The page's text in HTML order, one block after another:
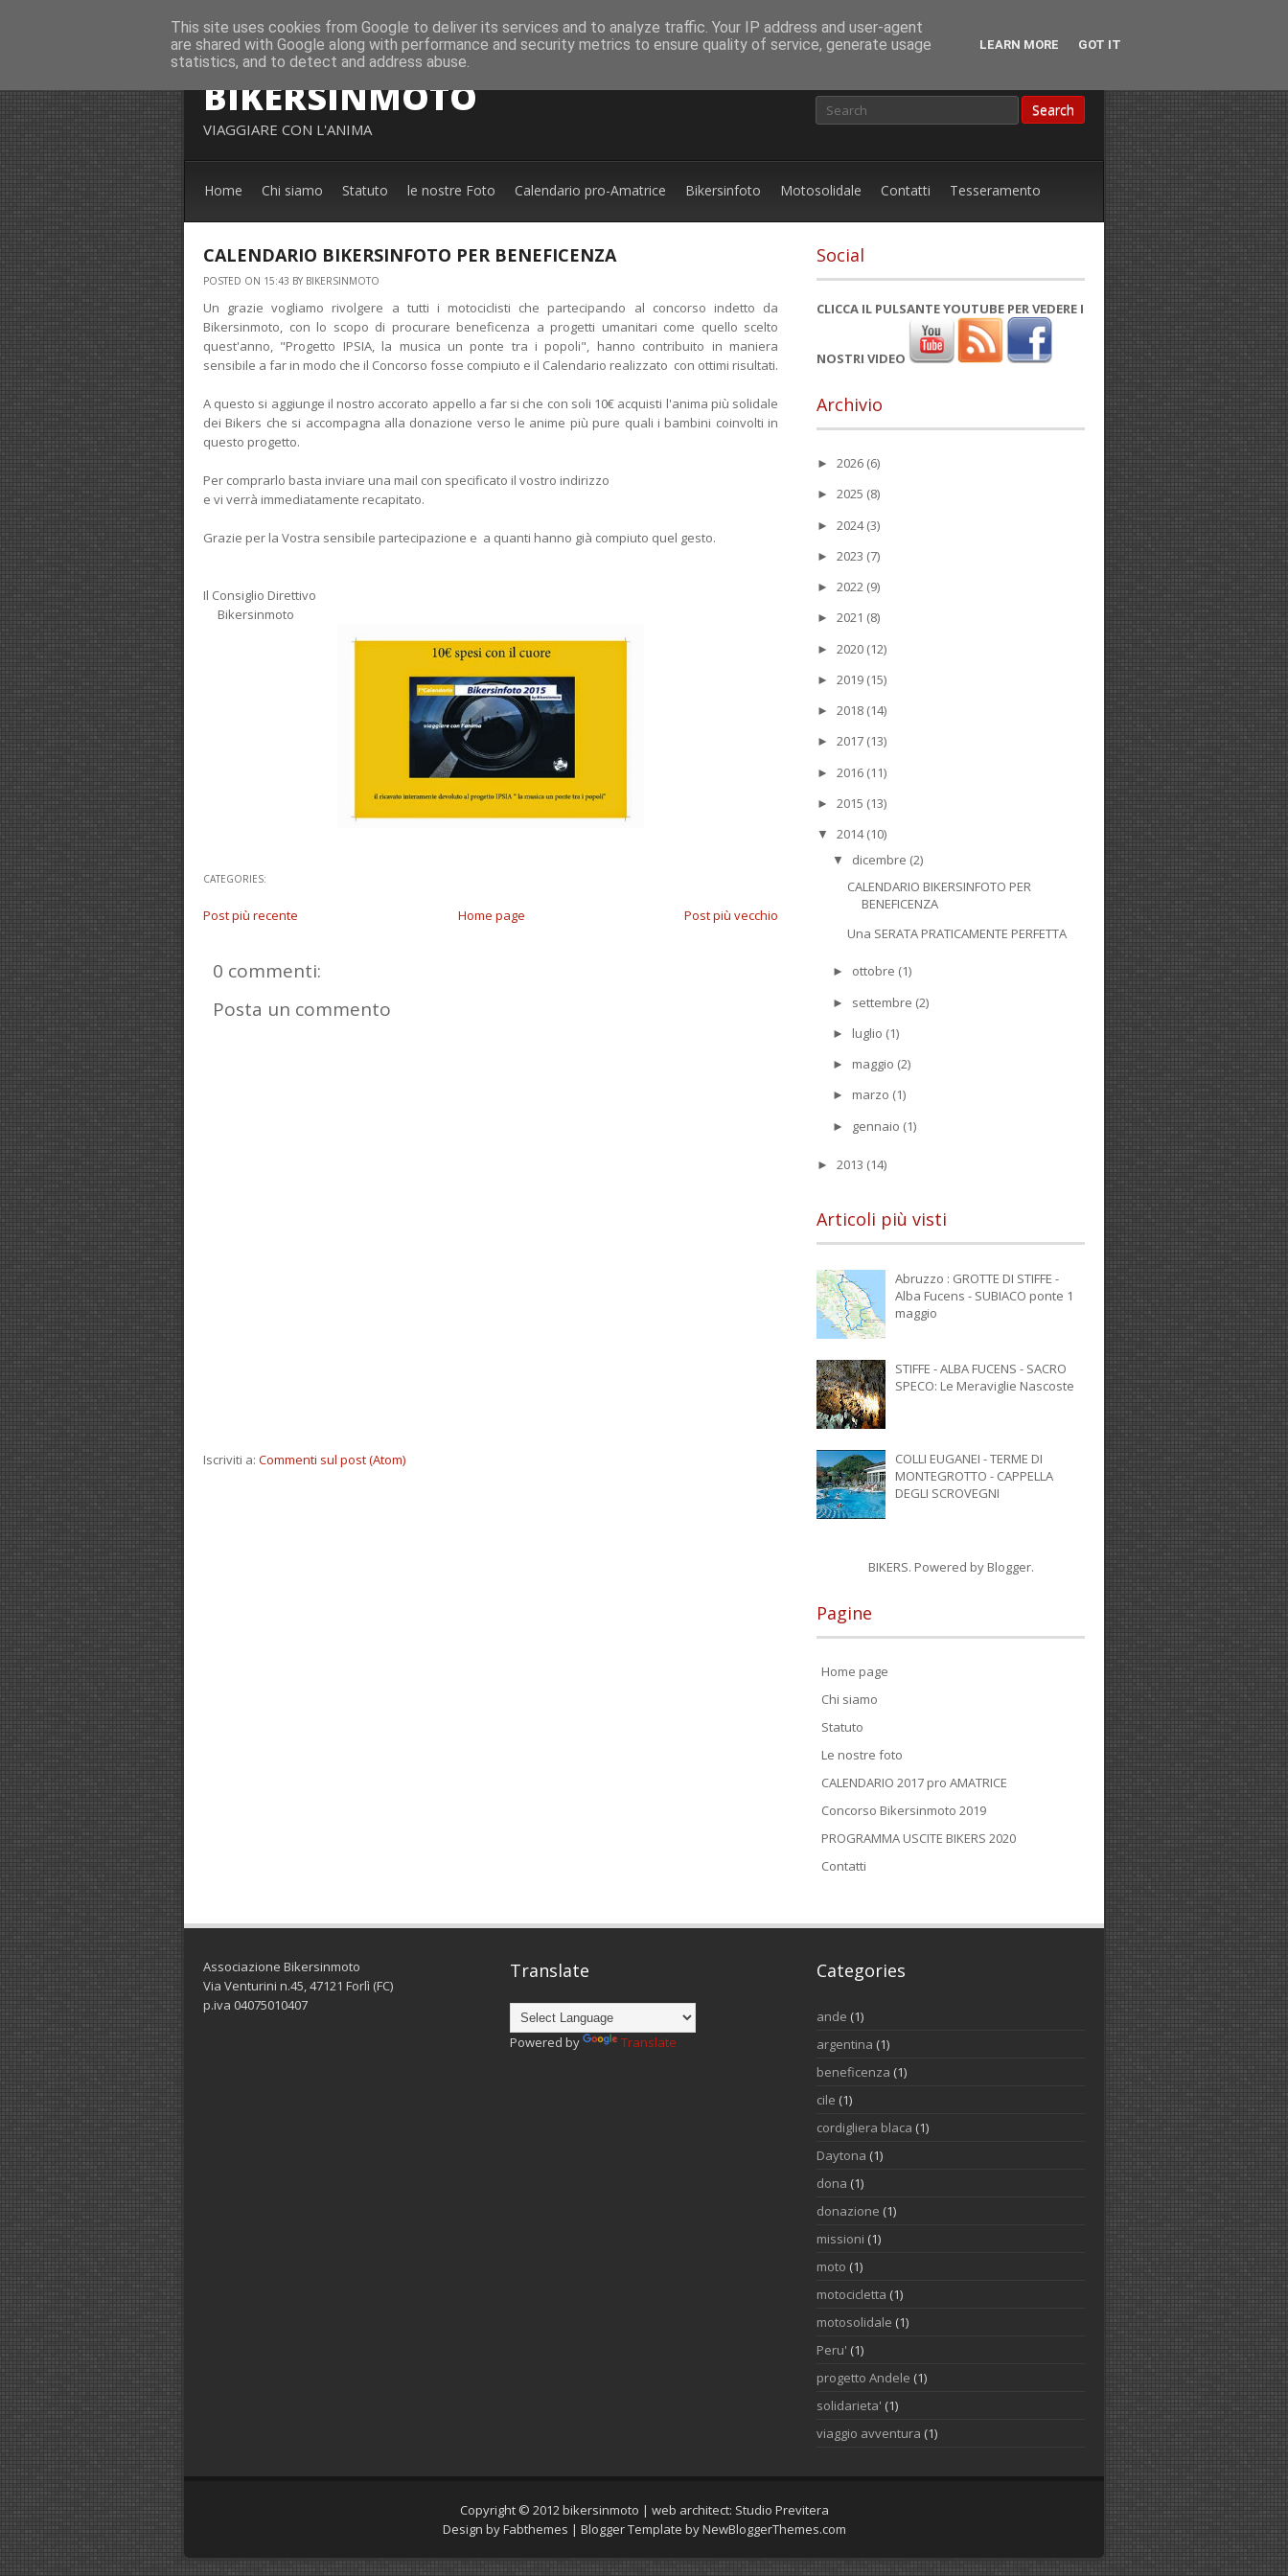
BIKERSINMOTO
VIAGGIARE CON L'ANIMA
Home Chi siamo Statuto le nostre Foto Calendario pro-Amatrice Bikersinfoto Motosolidale Contatti Tesseramento
CALENDARIO BIKERSINFOTO PER BENEFICENZA
POSTED ON 15:43 BY BIKERSINMOTO
Un grazie vogliamo rivolgere a tutti i motociclisti che partecipando al concorso indetto da
Bikersinmoto, con lo scopo di procurare beneficenza a progetti umanitari come quello scelto
quest'anno, "Progetto IPSIA, la musica un ponte tra i popoli", hanno contribuito in maniera
sensibile a far in modo che il Concorso fosse compiuto e il Calendario realizzato con ottimi risultati.
A questo si aggiunge il nostro accorato appello a far si che con soli 10€ acquisti l'anima più solidale
dei Bikers che si accompagna alla donazione verso le anime più pure quali i bambini coinvolti in
questo progetto.
Per comprarlo basta inviare una mail con specificato il vostro indirizzo
e vi verrà immediatamente recapitato.
Grazie per la Vostra sensibile partecipazione e a quanti hanno già compiuto quel gesto.
Il Consiglio Direttivo
Bikersinmoto
CATEGORIES:
Post più recente Post più vecchio
Home page
0 commenti:
Posta un commento
Iscriviti a: Commenti sul post (Atom)
Social
CLICCA IL PULSANTE YOUTUBE PER VEDERE I
NOSTRI VIDEO
Archivio
► 2026 (6)
► 2025 (8)
► 2024(3)
► 2023 (7)
► 2022 (9)
► 2021 (8)
► 2020 (12)
► 2019 (15)
► 2018 (14)
► 2017 (13)
► 2016 (11)
► 2015 (13)
▼ 2014(10)
▼ dicembre (2)
CALENDARIO BIKERSINFOTO PER
BENEFICENZA
Una SERATA PRATICAMENTE PERFETTA
► ottobre (1)
► settembre (2)
► luglio (1)
► maggio (2)
► marzo (1)
► gennaio (1)
► 2013 (14)
Articoli più visti
Abruzzo : GROTTE DI STIFFE -
Alba Fucens - SUBIACO ponte 1
maggio
STIFFE - ALBA FUCENS - SACRO
SPECO: Le Meraviglie Nascoste
COLLI EUGANEI - TERME DI
MONTEGROTTO - CAPPELLA
DEGLI SCROVEGNI
BIKERS. Powered by Blogger.
Pagine
Home page
Chi siamo
Statuto
Le nostre foto
CALENDARIO 2017 pro AMATRICE
Concorso Bikersinmoto 2019
PROGRAMMA USCITE BIKERS 2020
Contatti
Associazione Bikersinmoto
Via Venturini n.45, 47121 Forlì (FC)
p.iva 04075010407
Translate
Powered by Translate
Categories
ande (1)
argentina (1)
beneficenza (1)
cile (1)
cordigliera blaca (1)
Daytona (1)
dona (1)
donazione (1)
missioni (1)
moto (1)
motocicletta (1)
motosolidale (1)
Peru' (1)
progetto Andele (1)
solidarieta' (1)
viaggio avventura (1)
Copyright © 2012bikersinmoto | web architect: Studio Previtera
Design byFabthemes | Blogger Template byNewBloggerThemes.com
This site uses cookies from Google to deliver its services and to analyze traffic. Your IP address and user-agent
are shared with Google along with performance and security metrics to ensure quality of service, generate usage
statistics, and to detect and address abuse.
LEARN MORE GOT IT